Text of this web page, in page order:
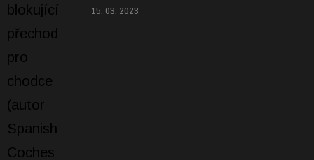
15. 03. 2023